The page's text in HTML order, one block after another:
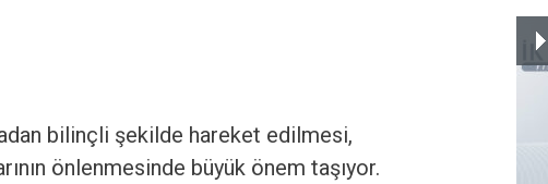
bilinçli şekilde hareket edilmesi,
önlenmesinde büyük önem taşıyor.